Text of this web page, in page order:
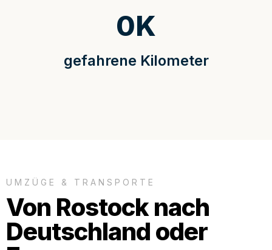
gefahrene Kilometer
0K
UMZÜGE & TRANSPORTE
Von Rostock nach
Deutschland oder